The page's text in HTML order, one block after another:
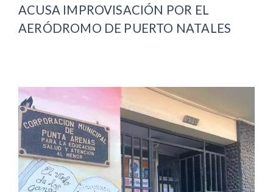
ACUSA IMPROVISACIÓN POR EL
AERÓDROMO DE PUERTO NATALES